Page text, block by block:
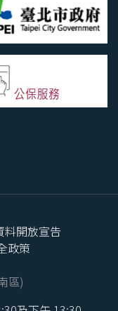
料開放宣告
政策
區)